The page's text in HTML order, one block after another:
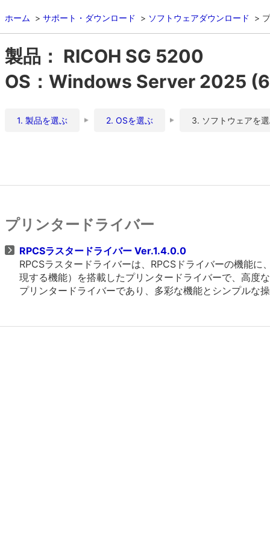
ホーム サポート・ダウンロード ソフトウェアダウンロード
製品： RICOH SG 5200
OS：Windows Server 2025
1. 製品を選ぶ 2. OSを選ぶ 3. ソフトウェアを
プリンタードライバー
RPCSラスタードライバー Ver.1.4.0.0
RPCSラスタードライバーは、RPCSドライバーの機能
現する機能）を搭載したプリンタードライバーで、高
プリンタードライバーであり、多彩な機能とシンプルな